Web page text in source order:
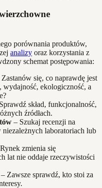
porównania produktów,
analizy oraz korzystania z
schemat postępowania:
Zastanów się, co naprawdę jest
wydajność, ekologiczność, a
skład, funkcjonalność,
źródłach.
– Szukaj recenzji na
laboratoriach lub
zmienia się
lat nie oddaje rzeczywistości
– Zawsze sprawdź, kto stoi za